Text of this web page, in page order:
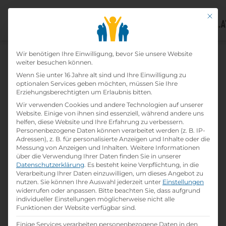
Home»Lehrbetriebe»KONE
Aktiengesellschaft
Kone Aktiengesellschaft
printLehrstelle ausdrucken
Detailinformationen
folderBranche:
Maschinen / Kfz / Metall
infoGründungsjahr
1486
Mit
Datenschutz-
Wir benötigen Ihre Einwilligung, bevor Sie unsere Website
weiter besuchen können.
Wenn Sie unter 16 Jahre alt sind und Ihre Einwilligung zu
optionalen Services geben möchten, müssen Sie Ihre
Erziehungsberechtigten um Erlaubnis bitten.
Wir verwenden Cookies und andere Technologien auf unserer
Website. Einige von ihnen sind essenziell, während andere uns
helfen, diese Website und Ihre Erfahrung zu verbessern.
Personenbezogene Daten können verarbeitet werden (z. B. IP-
Adressen), z. B. für personalisierte Anzeigen und Inhalte oder die
Messung von Anzeigen und Inhalten. Weitere Informationen
über die Verwendung Ihrer Daten finden Sie in unserer
Datenschutzerklärung. Es besteht keine Verpflichtung, in die
Verarbeitung Ihrer Daten einzuwilligen, um dieses Angebot zu
nutzen. Sie können Ihre Auswahl jederzeit unter Einstellungen
widerrufen oder anpassen. Bitte beachten Sie, dass aufgrund
individueller Einstellungen möglicherweise nicht alle
Funktionen der Website verfügbar sind.
Einige Services verarbeiten personenbezogene Daten in den